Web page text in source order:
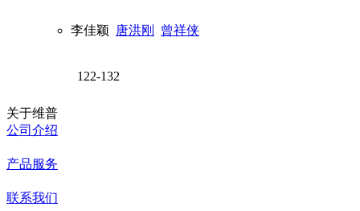
李佳颖 唐洪刚 曾祥侠
122-132
关于维普
公司介绍
产品服务
联系我们